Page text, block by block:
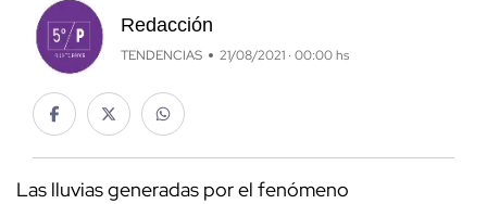
Redacción
TENDENCIAS 21/08/2021 · 00:00 hs
Las lluvias generadas por el fenómeno